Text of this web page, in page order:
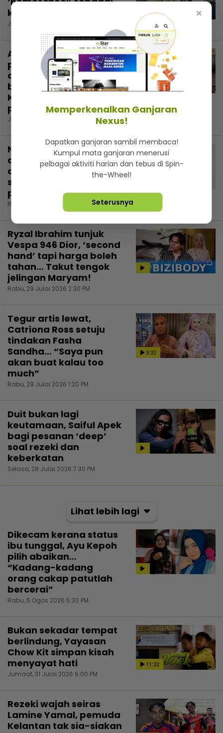
keputusan paling tepat
Jumaat, 31 Julai 2026 5:00 PM
Ammar Ahyan kongsi
perancangan selepas
asasi, mahu sambung
belajar di luar negara...
Kalau boleh sampai
peringkat ‘master’
Jumaat, 31 Julai 2026 3:22 PM
Nama belum cukup
dikenali, Melissa Aurellia
akui kecil hati tapi tak
sanggup buat gimik
popularkan diri
Rabu, 29 Julai 2026 7:30 PM
Ryzal Ibrahim tunjuk
Vespa 946 Dior, ‘second
hand’ tapi harga boleh
tahan… Takut tengok
jelingan Maryam!
Rabu, 29 Julai 2026 2:30 PM
3:32
Tegur artis lewat,
Catriona Ross setuju
tindakan Fasha
Sandha... “Saya pun
akan buat kalau too
much”
Rabu, 29 Julai 2026 1:20 PM
Duit bukan lagi
keutamaan, Saiful Apek
bagi pesanan ‘deep’
soal rezeki dan
keberkatan
Selasa, 28 Julai 2026 7:30 PM
Lihat lebih lagi
Dikecam kerana status
ibu tunggal, Ayu Kepoh
pilih abaikan...
“Kadang-kadang
orang cakap patutlah
bercerai”
Rabu, 5 Ogos 2026 5:30 PM
11:32
Bukan sekadar tempat
berlindung, Yayasan
Chow Kit simpan kisah
menyayat hati
Jumaat, 31 Julai 2026 6:00 PM
Rezeki wajah seiras
Lamine Yamal, pemuda
Kelantan tak sia-siakan
×
Memperkenalkan Ganjaran
Nexus!
Dapatkan ganjaran sambil membaca!
Kumpul mata ganjaran menerusi
pelbagai aktiviti harian dan tebus di Spin-
the-Wheel!
Seterusnya